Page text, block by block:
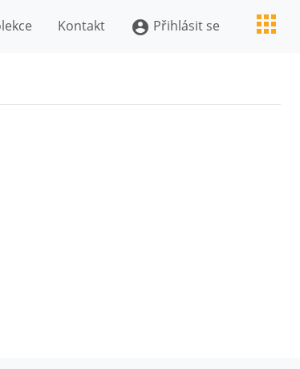
Kontakt account_circle Přihlásit se